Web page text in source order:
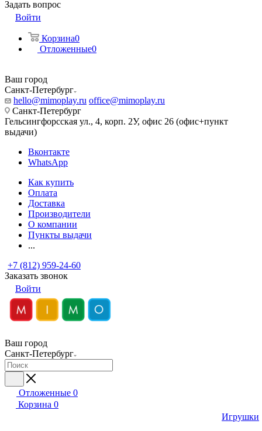
Задать вопрос
Войти
Корзина0
Отложенные0
Ваш город
Санкт-Петербург
hello@mimoplay.ru office@mimoplay.ru
Санкт-Петербург
Гельсингфорсская ул., 4, корп. 2У, офис 26 (офис+пункт
выдачи)
Вконтакте
WhatsApp
Как купить
Оплата
Доставка
Производители
О компании
Пункты выдачи
...
+7 (812) 959-24-60
Заказать звонок
Войти
Ваш город
Санкт-Петербург
Отложенные 0
Корзина 0
Игрушки